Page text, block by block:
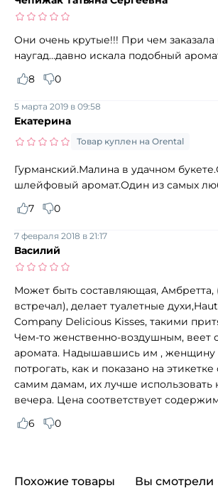
Они очень крутые!!! При чем заказала
наугад...давно искала подобный
8
0
Екатерина
5 марта 2019 в 09:58
Товар куплен на Orental
Гурманский.Малина в удачном
шлейфовый аромат.Один из самых
7
0
Василий
7 февраля 2018 в 21:17
Может быть составляющая,
встречал), делает туалетные
Company Delicious Kisses, такими
Чем-то женственно-воздушным, веет
аромата. Надышавшись им , женщину
потрогать, как и показано на
самим дамам, их лучше использовать
вечера. Цена соответствует
6
0
Похожие товары Вы смотрели